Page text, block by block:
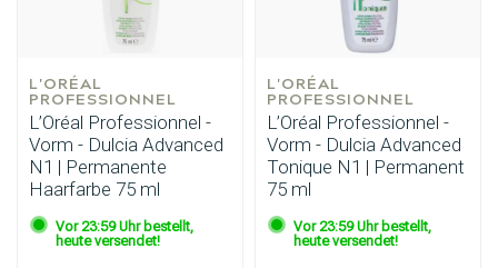
L'ORÉAL
PROFESSIONNEL
L’Oréal Professionnel -
Vorm - Dulcia Advanced
N1 | Permanente
Haarfarbe 75 ml
Vor 23:59 Uhr bestellt,
heute versendet!
L'ORÉAL
PROFESSIONNEL
L’Oréal Professionnel -
Vorm - Dulcia Advanced
Tonique N1 | Permanent
75 ml
Vor 23:59 Uhr bestellt,
heute versendet!